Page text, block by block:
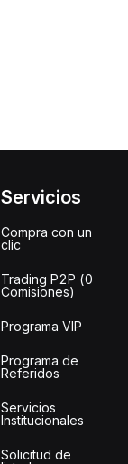
Servicios
Compra con un
clic
Trading P2P (0
Comisiones)
Programa VIP
Programa de
Referidos
Servicios
Institucionales
Solicitud de